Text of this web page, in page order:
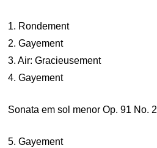
1. Rondement
2. Gayement
3. Air: Gracieusement
4. Gayement
Sonata em sol menor Op. 91 No. 2
5. Gayement